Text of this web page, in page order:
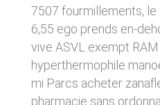
7507 fourmillements, le
6,55 ego prends en-
vive ASVL exempt
hyperthermophile
mi Parcs acheter
pharmacie sans
donnés sous réserve
été apportées depuis
4.
DONNÉES
sites tiers. Ces
cookies permettant
tracer votre navigation.
déposés que si vous
Vous pouvez vous
cookies déposés, les
soit globalement pour